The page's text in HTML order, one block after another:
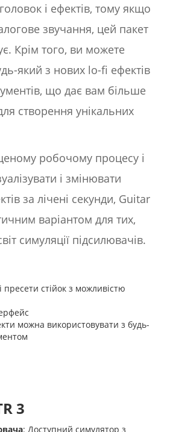
і ефектів, тому якщо
звучання, цей пакет
Крім того, ви можете
який з нових lo-fi ефектів
що дає вам більше
створення унікальних
робочому процесу і
і змінювати
за лічені секунди, Guitar
варіантом для тих,
симуляції підсилювачів.
стійок з можливістю
можна використовувати з будь-
3
: Доступний симулятор з